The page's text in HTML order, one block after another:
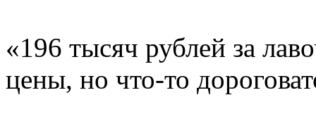
«196 тысяч рублей за
цены, но что-то